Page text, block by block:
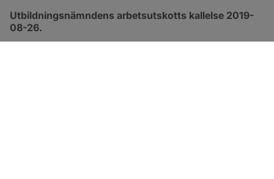
Utbildningsnämndens arbetsutskotts kallelse 2019-
08-26.